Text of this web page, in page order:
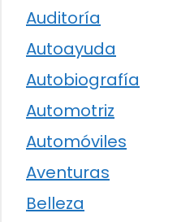
Auditoría
Autoayuda
Autobiografía
Automotriz
Automóviles
Aventuras
Belleza